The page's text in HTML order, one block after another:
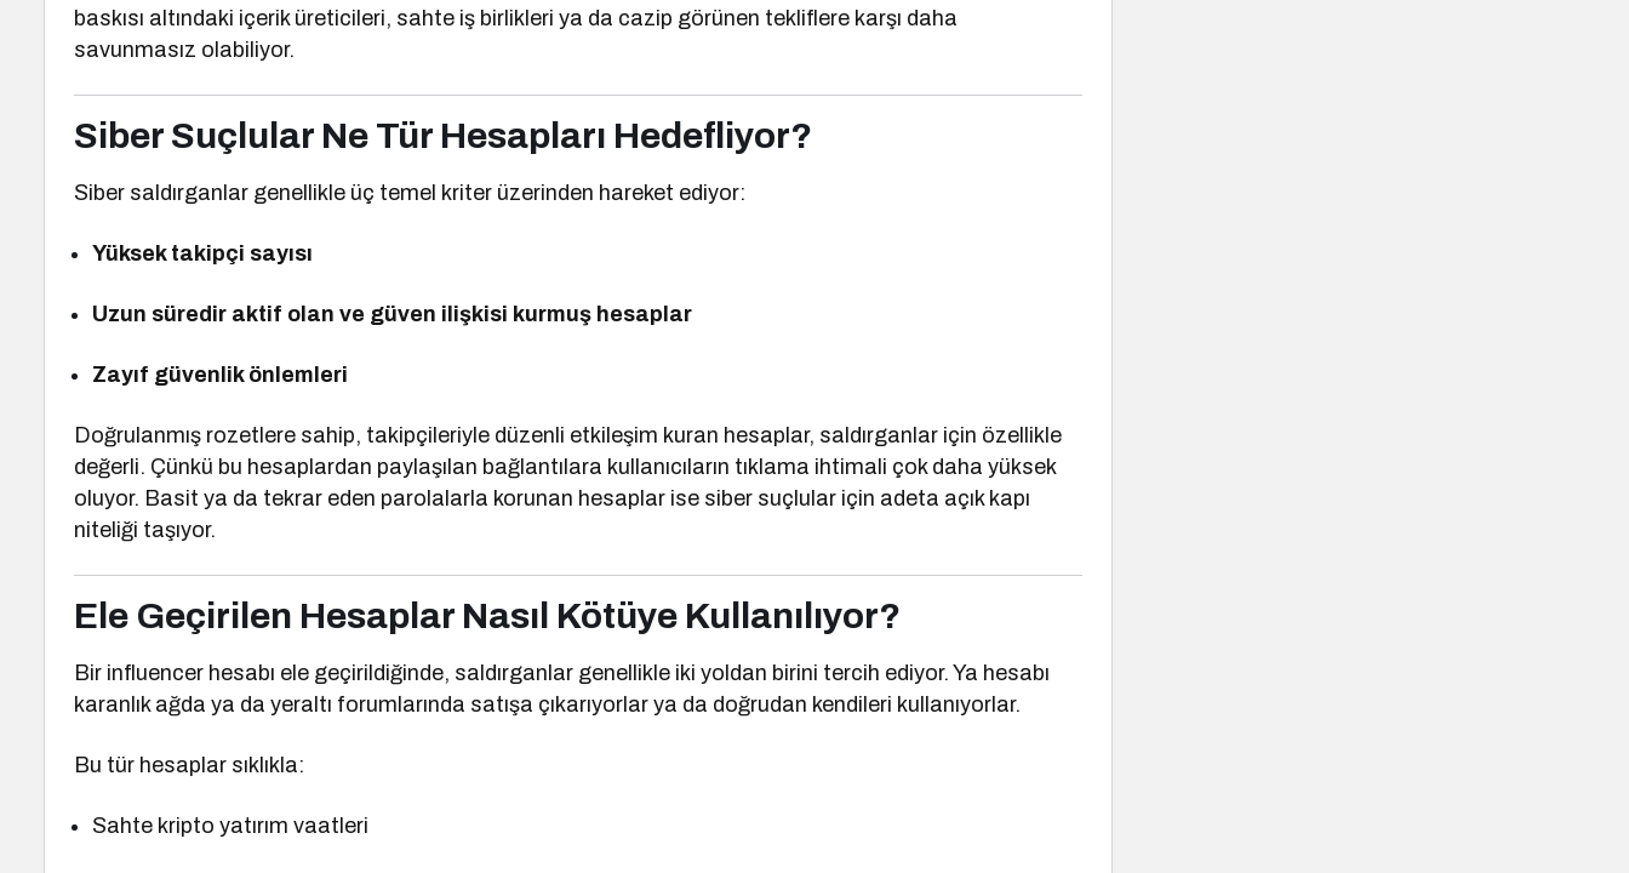
baskısı altındaki içerik üreticileri, sahte iş birlikleri ya da cazip görünen tekliflere karşı daha
savunmasız olabiliyor.
Siber Suçlular Ne Tür Hesapları Hedefliyor?
Siber saldırganlar genellikle üç temel kriter üzerinden hareket ediyor:
Yüksek takipçi sayısı
Uzun süredir aktif olan ve güven ilişkisi kurmuş hesaplar
Zayıf güvenlik önlemleri
Doğrulanmış rozetlere sahip, takipçileriyle düzenli etkileşim kuran hesaplar, saldırganlar için özellikle
değerli. Çünkü bu hesaplardan paylaşılan bağlantılara kullanıcıların tıklama ihtimali çok daha yüksek
oluyor. Basit ya da tekrar eden parolalarla korunan hesaplar ise siber suçlular için adeta açık kapı
niteliği taşıyor.
Ele Geçirilen Hesaplar Nasıl Kötüye Kullanılıyor?
Bir influencer hesabı ele geçirildiğinde, saldırganlar genellikle iki yoldan birini tercih ediyor. Ya hesabı
karanlık ağda ya da yeraltı forumlarında satışa çıkarıyorlar ya da doğrudan kendileri kullanıyorlar.
Bu tür hesaplar sıklıkla:
Sahte kripto yatırım vaatleri